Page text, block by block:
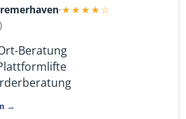
·★★★★☆
Beratung
→